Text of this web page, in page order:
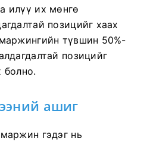
илүү их мөнгө
позицийг хаах
түвшин 50%-
позицийг
болно.
ашиг
гэдэг нь